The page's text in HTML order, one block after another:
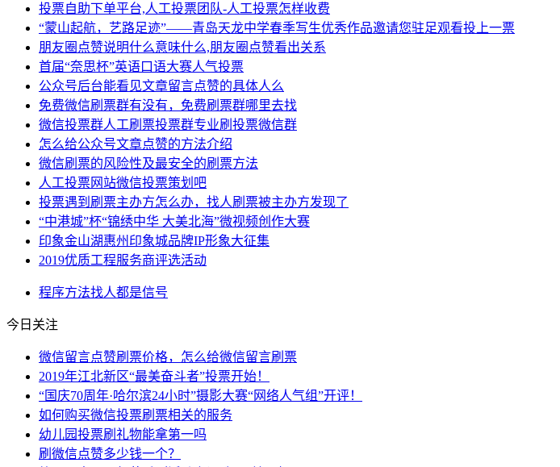
投票自助下单平台,人工投票团队-人工投票怎样收费
“蒙山起航，艺路足迹”——青岛天龙中学春季写生优秀作品邀请您驻足观看投上一票
朋友圈点赞说明什么意味什么,朋友圈点赞看出关系
首届“奈思杯”英语口语大赛人气投票
公众号后台能看见文章留言点赞的具体人么
免费微信刷票群有没有，免费刷票群哪里去找
微信投票群人工刷票投票群专业刷投票微信群
怎么给公众号文章点赞的方法介绍
微信刷票的风险性及最安全的刷票方法
人工投票网站微信投票策划吧
投票遇到刷票主办方怎么办，找人刷票被主办方发现了
“中港城”杯“锦绣中华 大美北海”微视频创作大赛
印象金山湖惠州印象城品牌IP形象大征集
2019优质工程服务商评选活动
程序方法找人都是信号
今日关注
微信留言点赞刷票价格，怎么给微信留言刷票
2019年江北新区“最美奋斗者”投票开始！
“国庆70周年·哈尔滨24小时”摄影大赛“网络人气组”开评！
如何购买微信投票刷票相关的服务
幼儿园投票刷礼物能拿第一吗
刷微信点赞多少钱一个？